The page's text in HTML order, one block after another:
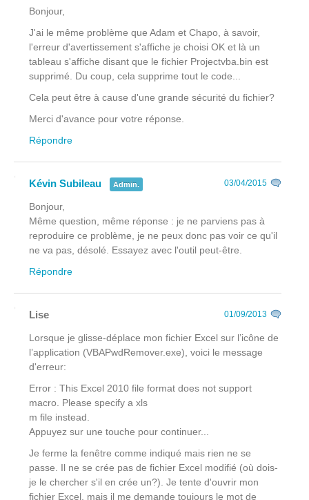
Bonjour,
J'ai le même problème que Adam et Chapo, à savoir,
l'erreur d'avertissement s'affiche je choisi OK et là un
tableau s'affiche disant que le fichier Projectvba.bin est
supprimé. Du coup, cela supprime tout le code...
Cela peut être à cause d'une grande sécurité du fichier?
Merci d'avance pour votre réponse.
Répondre
Kévin Subileau Admin. 03/04/2015
Bonjour,
Même question, même réponse : je ne parviens pas à
reproduire ce problème, je ne peux donc pas voir ce qu'il
ne va pas, désolé. Essayez avec l'outil peut-être.
Répondre
Lise 01/09/2013
Lorsque je glisse-déplace mon fichier Excel sur l’icône de
l’application (VBAPwdRemover.exe), voici le message
d'erreur:
Error : This Excel 2010 file format does not support
macro. Please specify a xls
m file instead.
Appuyez sur une touche pour continuer...
Je ferme la fenêtre comme indiqué mais rien ne se
passe. Il ne se crée pas de fichier Excel modifié (où dois-
je le chercher s'il en crée un?). Je tente d'ouvrir mon
fichier Excel, mais il me demande toujours le mot de